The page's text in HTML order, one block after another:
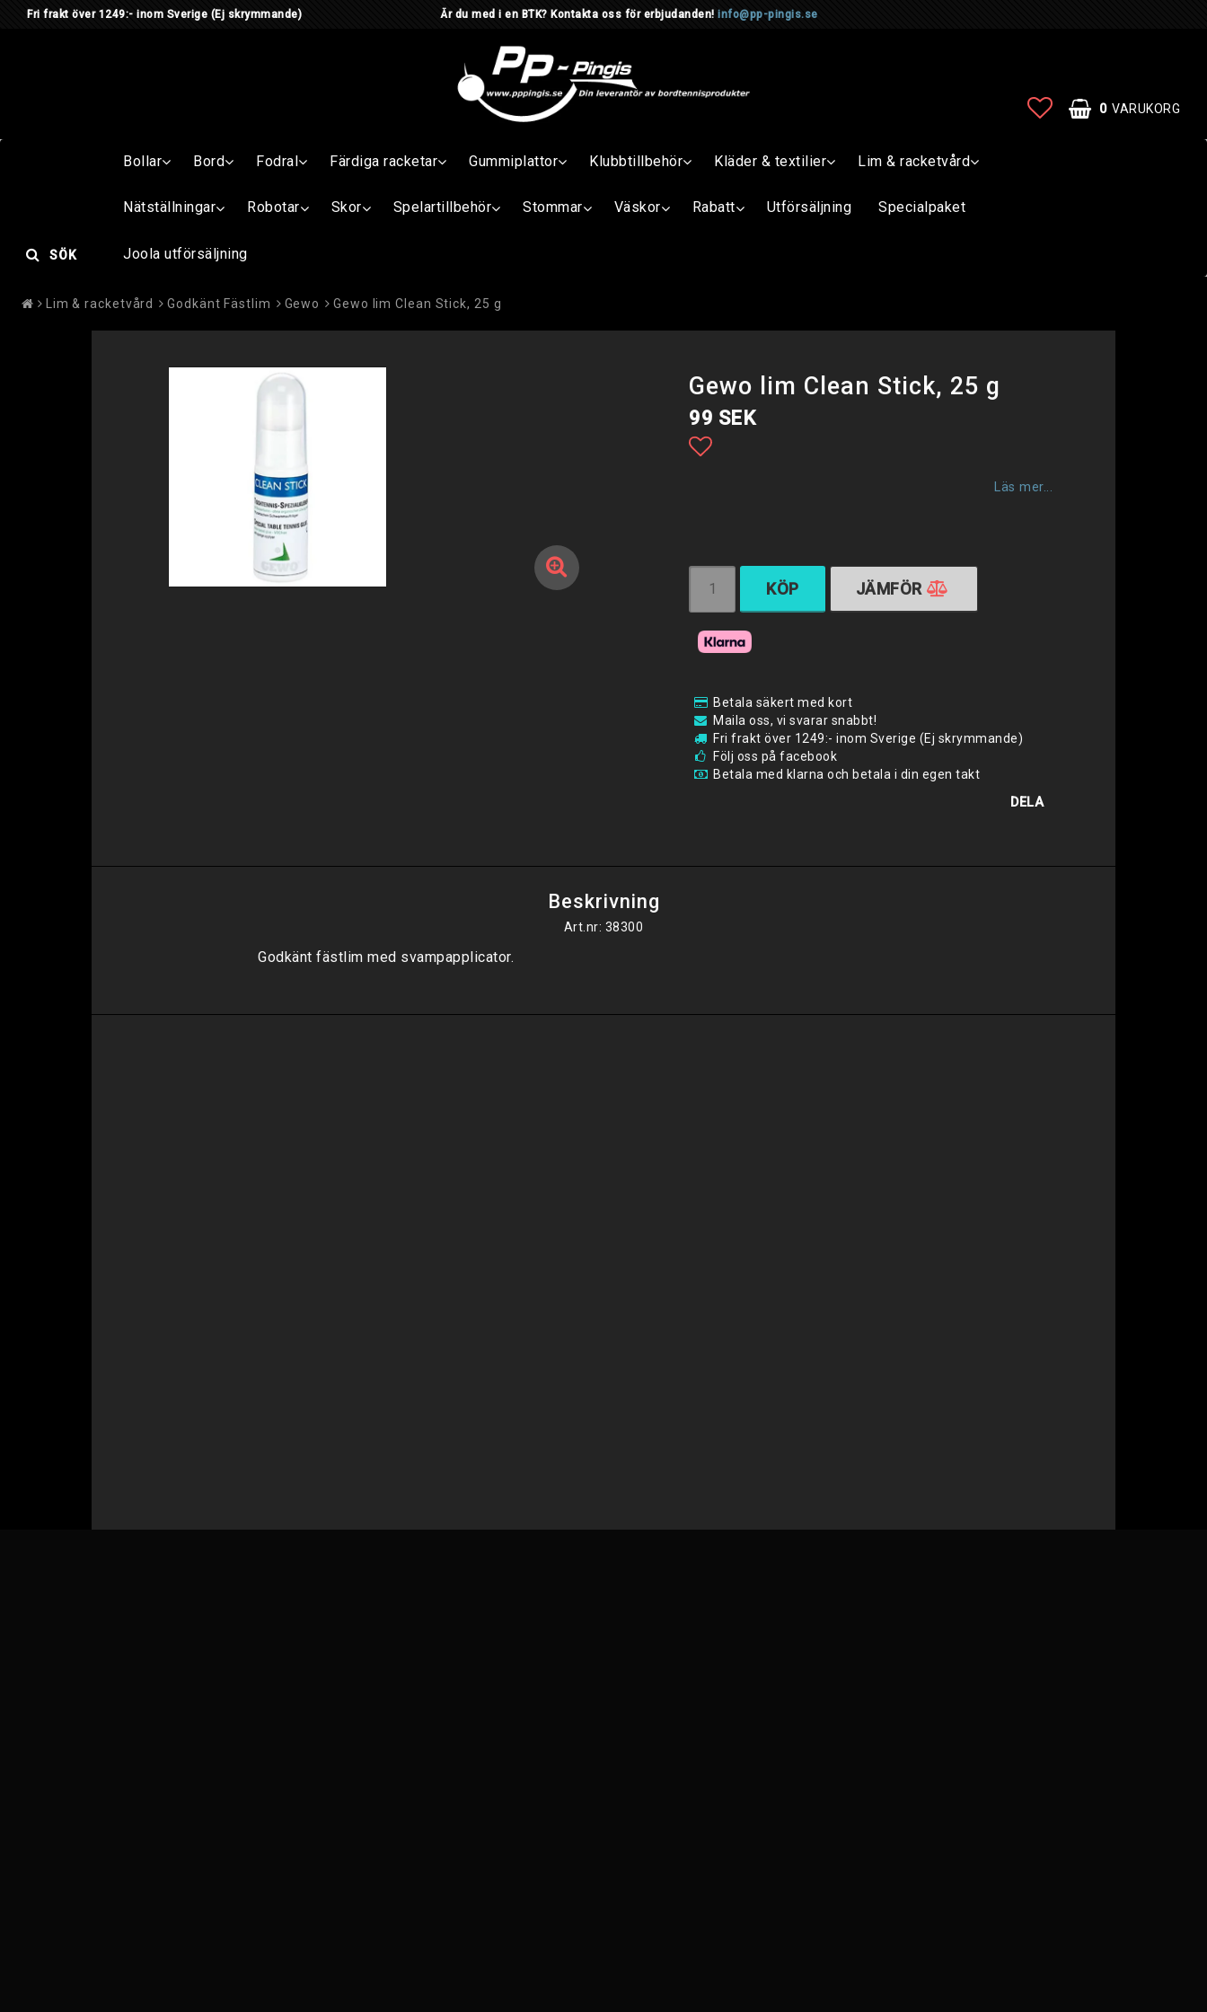
Fri frakt över 1249:- inom Sverige (Ej skrymmande) Är du med i en BTK? Kontakta oss för erbjudanden! info@pp-pingis.se
0 VARUKORG
Bollar Bord Fodral Färdiga racketar Gummiplattor Klubbtillbehör Kläder & textilier Lim & racketvård
Nätställningar Robotar Skor Spelartillbehör Stommar Väskor Rabatt Utförsäljning Specialpaket
Joola utförsäljning
SÖK
Lim & racketvård Godkänt Fästlim Gewo Gewo lim Clean Stick, 25 g
Gewo lim Clean Stick, 25 g
99 SEK
Läs mer...
KÖP JÄMFÖR
Betala säkert med kort
Maila oss, vi svarar snabbt!
Fri frakt över 1249:- inom Sverige (Ej skrymmande)
Följ oss på facebook
Betala med klarna och betala i din egen takt
DELA
Beskrivning
Art.nr: 38300
Godkänt fästlim med svampapplicator.